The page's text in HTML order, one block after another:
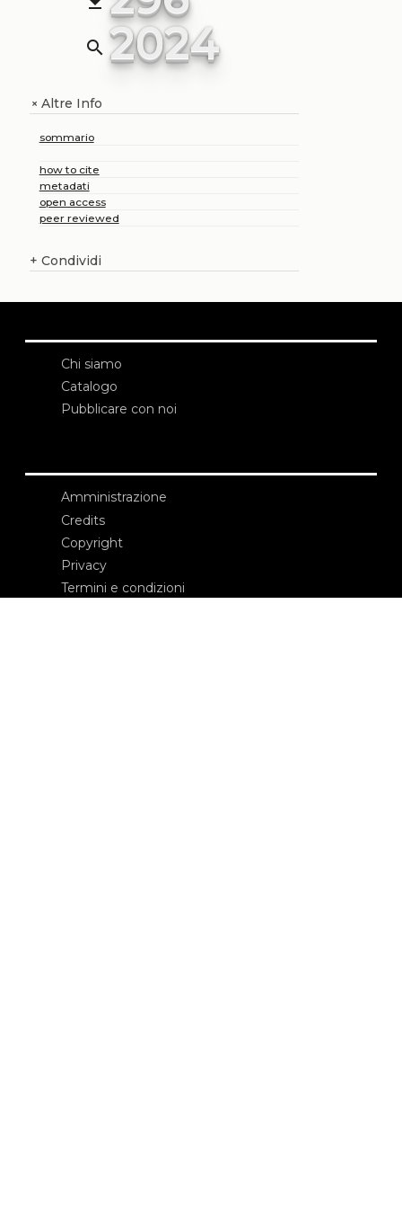
search 2024
+Altre Info
sommario
how to cite
metadati
open access
peer reviewed
+ Condividi
Chi siamo
Catalogo
Pubblicare con noi
Amministrazione
Credits
Copyright
Privacy
Termini e condizioni